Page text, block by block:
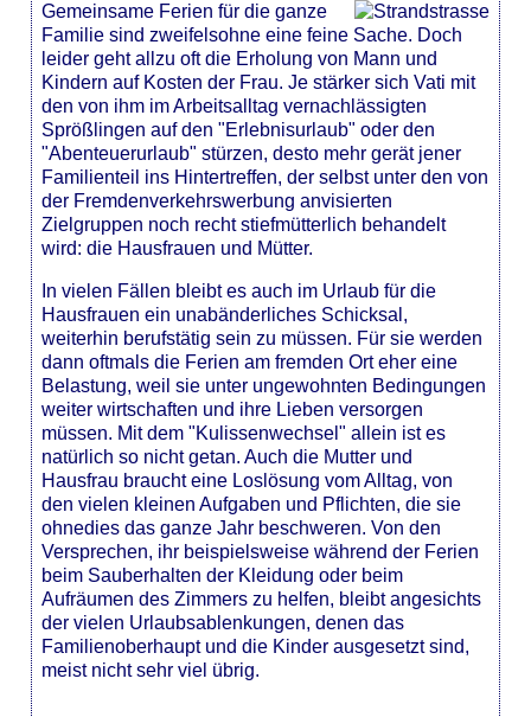
Gemeinsame Ferien für die ganze
Familie sind zweifelsohne eine feine Sache. Doch
leider geht allzu oft die Erholung von Mann und
Kindern auf Kosten der Frau. Je stärker sich Vati mit
den von ihm im Arbeitsalltag vernachlässigten
Sprößlingen auf den "Erlebnisurlaub" oder den
"Abenteuerurlaub" stürzen, desto mehr gerät jener
Familienteil ins Hintertreffen, der selbst unter den von
der Fremdenverkehrswerbung anvisierten
Zielgruppen noch recht stiefmütterlich behandelt
wird: die Hausfrauen und Mütter.
In vielen Fällen bleibt es auch im Urlaub für die
Hausfrauen ein unabänderliches Schicksal,
weiterhin berufstätig sein zu müssen. Für sie werden
dann oftmals die Ferien am fremden Ort eher eine
Belastung, weil sie unter ungewohnten Bedingungen
weiter wirtschaften und ihre Lieben versorgen
müssen. Mit dem "Kulissenwechsel" allein ist es
natürlich so nicht getan. Auch die Mutter und
Hausfrau braucht eine Loslösung vom Alltag, von
den vielen kleinen Aufgaben und Pflichten, die sie
ohnedies das ganze Jahr beschweren. Von den
Versprechen, ihr beispielsweise während der Ferien
beim Sauberhalten der Kleidung oder beim
Aufräumen des Zimmers zu helfen, bleibt angesichts
der vielen Urlaubsablenkungen, denen das
Familienoberhaupt und die Kinder ausgesetzt sind,
meist nicht sehr viel übrig.